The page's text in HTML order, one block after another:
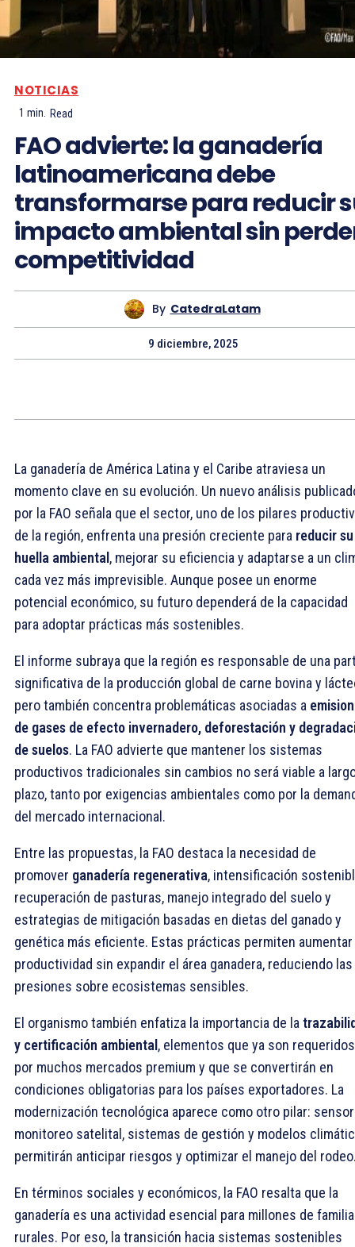
NOTICIAS
1 min. Read
FAO advierte: la ganadería
latinoamericana debe
transformarse para reducir
impacto ambiental sin
competitividad
By CatedraLatam
9 diciembre, 2025
La ganadería de América Latina y el Caribe atraviesa un
momento clave en su evolución. Un nuevo análisis
por la FAO señala que el sector, uno de los pilares
de la región, enfrenta una presión creciente para reducir su
huella ambiental, mejorar su eficiencia y adaptarse a un
cada vez más imprevisible. Aunque posee un enorme
potencial económico, su futuro dependerá de la capacidad
para adoptar prácticas más sostenibles.
El informe subraya que la región es responsable de una
significativa de la producción global de carne bovina y
pero también concentra problemáticas asociadas a
de gases de efecto invernadero, deforestación y
de suelos. La FAO advierte que mantener los sistemas
productivos tradicionales sin cambios no será viable a
plazo, tanto por exigencias ambientales como por la
del mercado internacional.
Entre las propuestas, la FAO destaca la necesidad de
promover ganadería regenerativa, intensificación
recuperación de pasturas, manejo integrado del suelo y
estrategias de mitigación basadas en dietas del ganado y
genética más eficiente. Estas prácticas permiten aumentar
productividad sin expandir el área ganadera, reduciendo las
presiones sobre ecosistemas sensibles.
El organismo también enfatiza la importancia de la
y certificación ambiental, elementos que ya son requeridos
por muchos mercados premium y que se convertirán en
condiciones obligatorias para los países exportadores. La
modernización tecnológica aparece como otro pilar:
monitoreo satelital, sistemas de gestión y modelos
permitirán anticipar riesgos y optimizar el manejo del
En términos sociales y económicos, la FAO resalta que la
ganadería es una actividad esencial para millones de
rurales. Por eso, la transición hacia sistemas sostenibles